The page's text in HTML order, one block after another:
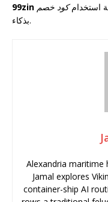
99zin
استخدام
بذكاء.
Alexandria maritime
Jamal explores
container-ship AI